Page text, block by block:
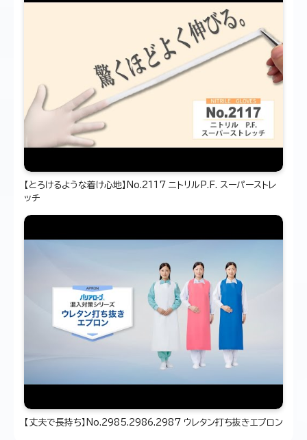
【とろけるような着け心地】No.2117 ニトリルP.F. スーパーストレ
ッチ
【丈夫で長持ち】No.2985.2986.2987 ウレタン打ち抜きエプロン